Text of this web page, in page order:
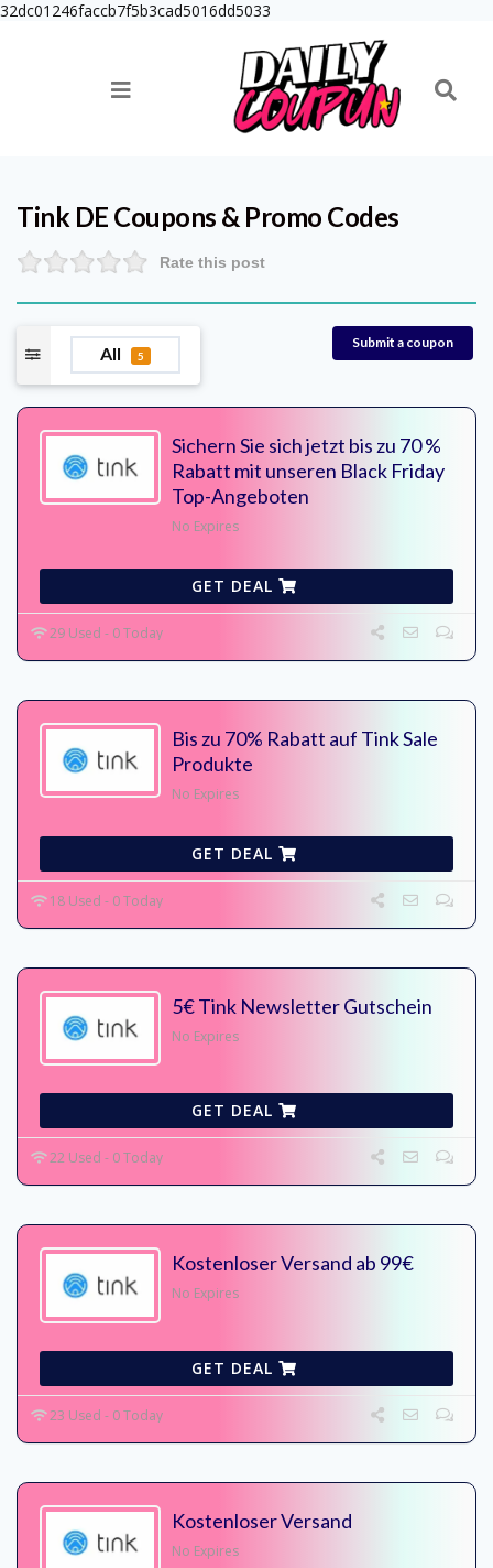
32dc01246faccb7f5b3cad5016dd5033
Tink DE Coupons & Promo Codes
Rate this post
All 5
Submit a coupon
Sichern Sie sich jetzt bis zu 70 %
Rabatt mit unseren Black Friday
Top-Angeboten
No Expires
GET DEAL
29 Used - 0 Today
Bis zu 70% Rabatt auf Tink Sale
Produkte
No Expires
GET DEAL
18 Used - 0 Today
5€ Tink Newsletter Gutschein
No Expires
GET DEAL
22 Used - 0 Today
Kostenloser Versand ab 99€
No Expires
GET DEAL
23 Used - 0 Today
Kostenloser Versand
No Expires